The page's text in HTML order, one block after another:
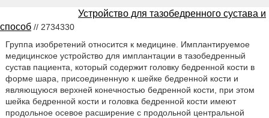
Устройство для тазобедренного сустава и
способ // 2734330
Группа изобретений относится к медицине. Имплантируемое
медицинское устройство для имплантации в тазобедренный
сустав пациента, который содержит головку бедренной кости в
форме шара, присоединенную к шейке бедренной кости и
являющуюся верхней конечностью бедренной кости, при этом
шейка бедренной кости и головка бедренной кости имеют
продольное осевое расширение с продольной центральной